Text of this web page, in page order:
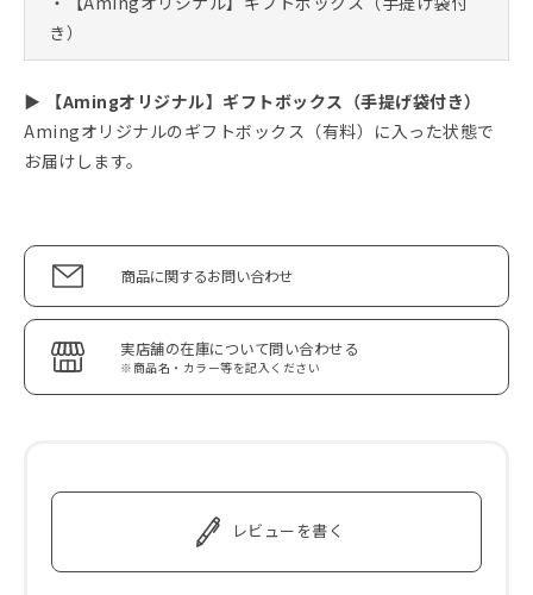
き）
▶ 【Amingオリジナル】ギフトボックス（手提げ袋付き）
Amingオリジナルのギフトボックス（有料）に入った状態で
お届けします。
商品に関するお問い合わせ
実店舗の在庫について問い合わせる
※商品名・カラー等を記入ください
レビューを書く